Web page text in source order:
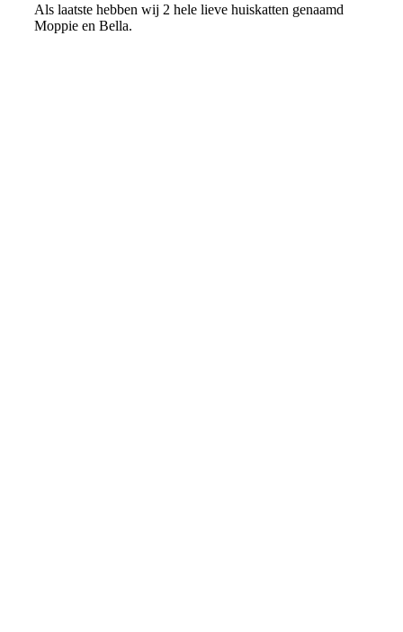
Als laatste hebben wij 2 hele lieve huiskatten genaamd
Moppie en Bella.